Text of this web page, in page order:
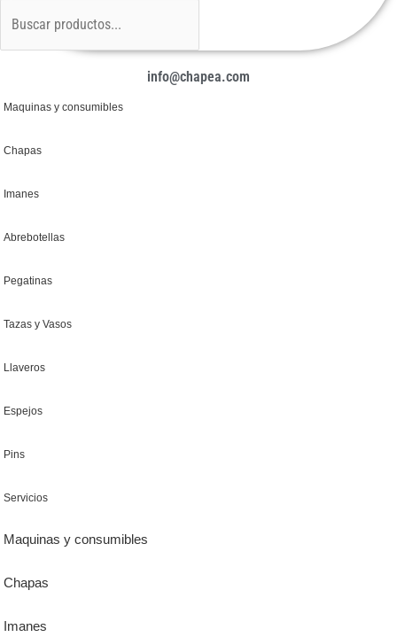
info@chapea.com
Maquinas y consumibles
Chapas
Imanes
Abrebotellas
Pegatinas
Tazas y Vasos
Llaveros
Espejos
Pins
Servicios
Maquinas y consumibles
Chapas
Imanes